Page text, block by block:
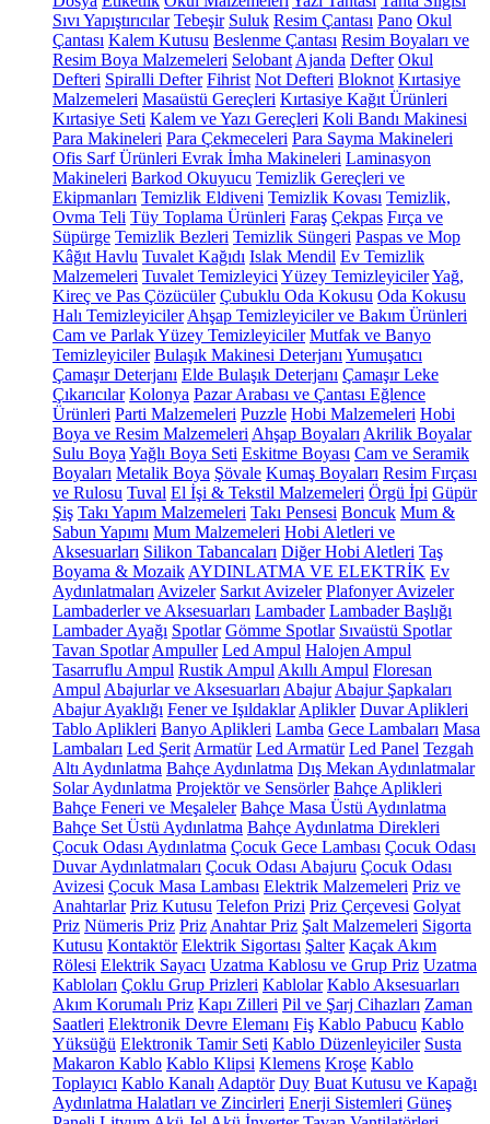
Sıvı Yapıştırıcılar Tebeşir Suluk Resim Çantası Pano Okul
Çantası Kalem Kutusu Beslenme Çantası Resim Boyaları ve
Resim Boya Malzemeleri Selobant Ajanda Defter Okul
Defteri Spiralli Defter Fihrist Not Defteri Bloknot Kırtasiye
Malzemeleri Masaüstü Gereçleri Kırtasiye Kağıt Ürünleri
Kırtasiye Seti Kalem ve Yazı Gereçleri Koli Bandı Makinesi
Para Makineleri Para Çekmeceleri Para Sayma Makineleri
Ofis Sarf Ürünleri Evrak İmha Makineleri Laminasyon
Makineleri Barkod Okuyucu Temizlik Gereçleri ve
Ekipmanları Temizlik Eldiveni Temizlik Kovası Temizlik,
Ovma Teli Tüy Toplama Ürünleri Faraş Çekpas Fırça ve
Süpürge Temizlik Bezleri Temizlik Süngeri Paspas ve Mop
Kâğıt Havlu Tuvalet Kağıdı Islak Mendil Ev Temizlik
Malzemeleri Tuvalet Temizleyici Yüzey TemizleyicilerYağ,
Kireç ve Pas Çözücüler Çubuklu Oda Kokusu Oda Kokusu
Halı Temizleyiciler Ahşap Temizleyiciler ve Bakım Ürünleri
Cam ve Parlak Yüzey Temizleyiciler Mutfak ve Banyo
Temizleyiciler Bulaşık Makinesi Deterjanı Yumuşatıcı
Çamaşır Deterjanı Elde Bulaşık Deterjanı Çamaşır Leke
Çıkarıcılar Kolonya Pazar Arabası ve Çantası Eğlence
Ürünleri Parti Malzemeleri Puzzle Hobi Malzemeleri Hobi
Boya ve Resim Malzemeleri Ahşap Boyaları Akrilik Boyalar
Sulu Boya Yağlı Boya Seti Eskitme Boyası Cam ve Seramik
Boyaları Metalik Boya Şövale Kumaş Boyaları Resim Fırçası
ve Rulosu Tuval El İşi & Tekstil Malzemeleri Örgü İpi Güpür
Şiş Takı Yapım Malzemeleri Takı Pensesi Boncuk Mum &
Sabun Yapımı Mum Malzemeleri Hobi Aletleri ve
Aksesuarları Silikon Tabancaları Diğer Hobi Aletleri Taş
Boyama & Mozaik AYDINLATMA VE ELEKTRİK Ev
Aydınlatmaları Avizeler Sarkıt Avizeler Plafonyer Avizeler
Lambaderler ve Aksesuarları Lambader Lambader Başlığı
Lambader Ayağı Spotlar Gömme Spotlar Sıvaüstü Spotlar
Tavan Spotlar Ampuller Led Ampul Halojen Ampul
Tasarruflu Ampul Rustik Ampul Akıllı Ampul Floresan
Ampul Abajurlar ve Aksesuarları Abajur Abajur Şapkaları
Abajur Ayaklığı Fener ve Işıldaklar Aplikler Duvar Aplikleri
Tablo Aplikleri Banyo Aplikleri Lamba Gece Lambaları Masa
Lambaları Led Şerit Armatür Led Armatür Led Panel Tezgah
Altı Aydınlatma Bahçe Aydınlatma Dış Mekan Aydınlatmalar
Solar Aydınlatma Projektör ve Sensörler Bahçe Aplikleri
Bahçe Feneri ve Meşaleler Bahçe Masa Üstü Aydınlatma
Bahçe Set Üstü Aydınlatma Bahçe Aydınlatma Direkleri
Çocuk Odası Aydınlatma Çocuk Gece Lambası Çocuk Odası
Duvar Aydınlatmaları Çocuk Odası Abajuru Çocuk Odası
Avizesi Çocuk Masa Lambası Elektrik Malzemeleri Priz ve
Anahtarlar Priz Kutusu Telefon Prizi Priz Çerçevesi Golyat
Priz Nümeris Priz Priz Anahtar Priz Şalt Malzemeleri Sigorta
Kutusu Kontaktör Elektrik Sigortası Şalter Kaçak Akım
Rölesi Elektrik Sayacı Uzatma Kablosu ve Grup Priz Uzatma
Kabloları Çoklu Grup Prizleri Kablolar Kablo Aksesuarları
Akım Korumalı Priz Kapı Zilleri Pil ve Şarj Cihazları Zaman
Saatleri Elektronik Devre Elemanı Fiş Kablo Pabucu Kablo
Yüksüğü Elektronik Tamir Seti Kablo Düzenleyiciler Susta
Makaron Kablo Kablo Klipsi Klemens Kroşe Kablo
Toplayıcı Kablo Kanalı Adaptör Duy Buat Kutusu ve Kapağı
Aydınlatma Halatları ve Zincirleri Enerji Sistemleri Güneş